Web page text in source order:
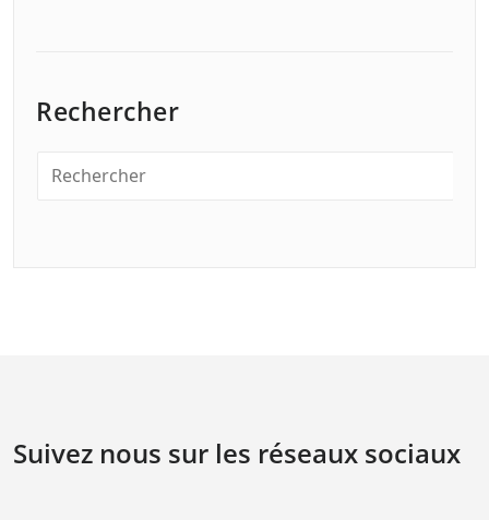
Rechercher
Suivez nous sur les réseaux sociaux